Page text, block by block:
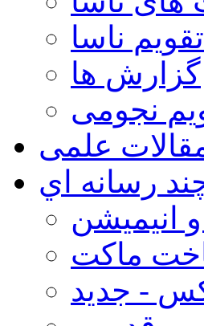
تقویم ناسا
گزارش ها
نجومی
علمی
رسانه اي
انیمیشن
ماکت
- جدید